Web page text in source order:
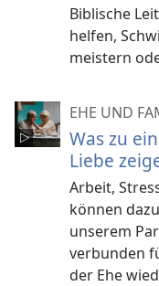
Biblische
helfen,
meistern
EHE UND
Was zu
Liebe
Arbeit,
können
unserem
verbunden
der Ehe